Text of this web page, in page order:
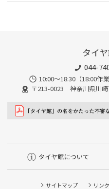
タイ
044-
10:00～18:30（18:00作
〒213-0023 神奈川県川
タイヤ館について
サイトマップ リンク